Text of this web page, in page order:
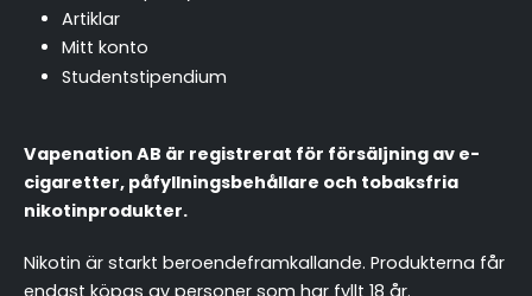
Artiklar
Mitt konto
Studentstipendium
Vapenation AB är registrerat för försäljning av e-
cigaretter, påfyllningsbehållare och tobaksfria
nikotinprodukter.
Nikotin är starkt beroendeframkallande. Produkterna får
endast köpas av personer som har fyllt 18 år.